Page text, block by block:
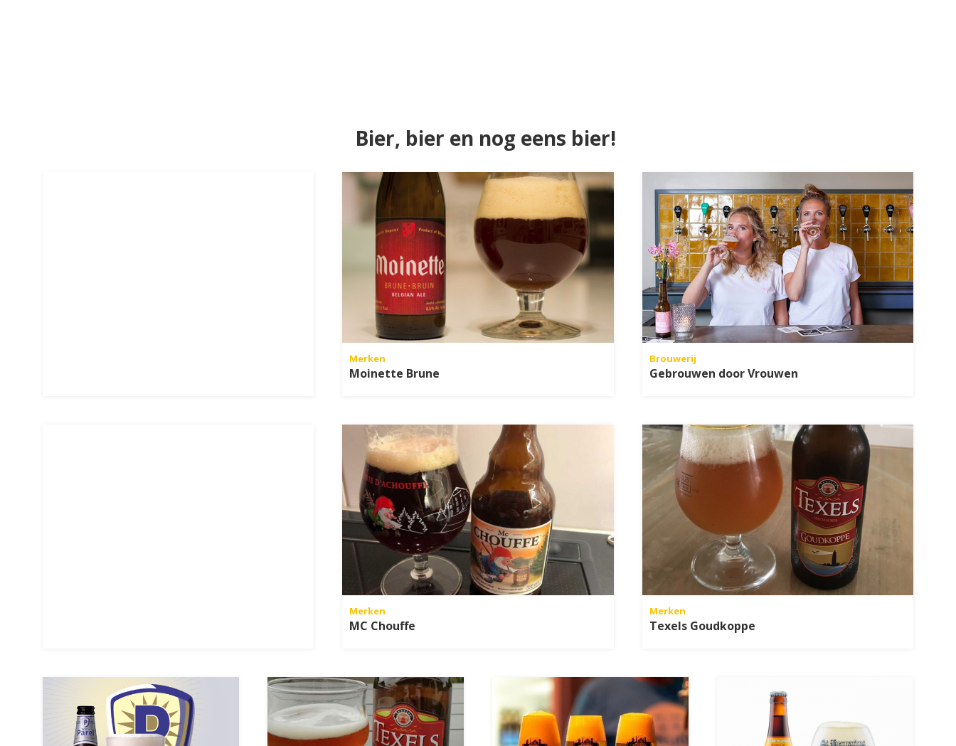
Bier, bier en nog eens bier!
Merken
Moinette Brune
Brouwerij
Gebrouwen door Vrouwen
Merken
MC Chouffe
Merken
Texels Goudkoppe